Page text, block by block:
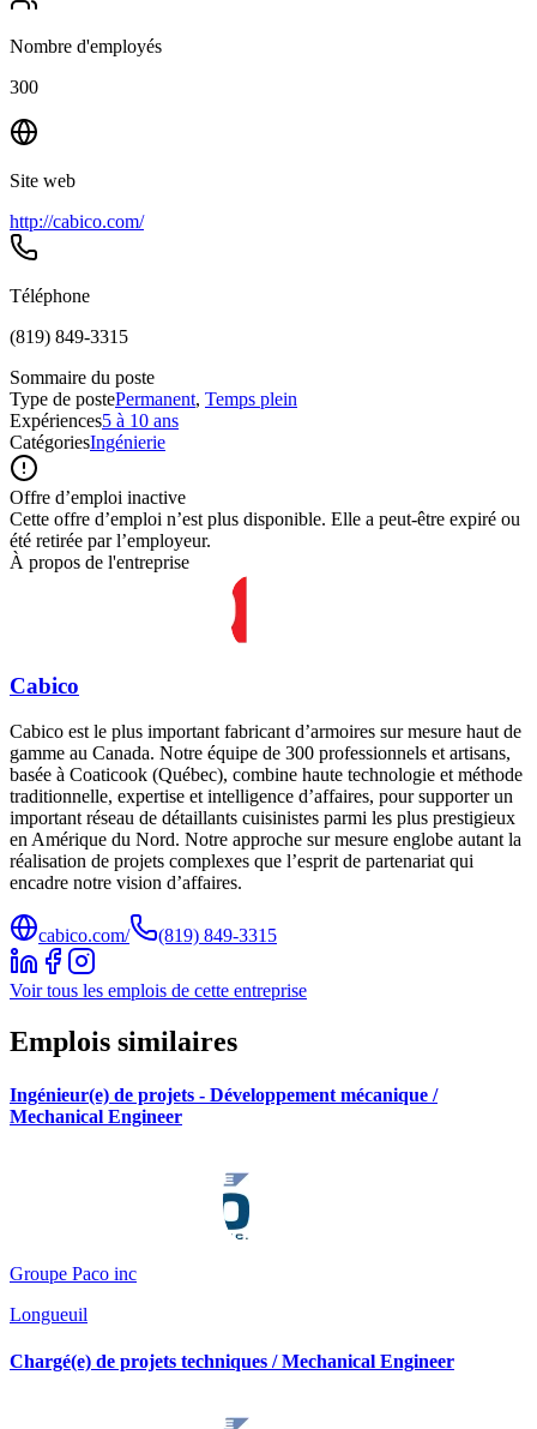
Nombre d'employés
300
Site web
http://cabico.com/
Téléphone
(819) 849-3315
Sommaire du poste
Type de postePermanent, Temps plein
Expériences5 à 10 ans
CatégoriesIngénierie
Offre d’emploi inactive
Cette offre d’emploi n’est plus disponible. Elle a peut-être expiré ou
été retirée par l’employeur.
À propos de l'entreprise
Cabico
Cabico est le plus important fabricant d’armoires sur mesure haut de
gamme au Canada. Notre équipe de 300 professionnels et artisans,
basée à Coaticook (Québec), combine haute technologie et méthode
traditionnelle, expertise et intelligence d’affaires, pour supporter un
important réseau de détaillants cuisinistes parmi les plus prestigieux
en Amérique du Nord. Notre approche sur mesure englobe autant la
réalisation de projets complexes que l’esprit de partenariat qui
encadre notre vision d’affaires.
cabico.com/ (819) 849-3315
Voir tous les emplois de cette entreprise
Emplois similaires
Ingénieur(e) de projets - Développement mécanique /
Mechanical Engineer
Groupe Paco inc
Longueuil
Chargé(e) de projets techniques / Mechanical Engineer